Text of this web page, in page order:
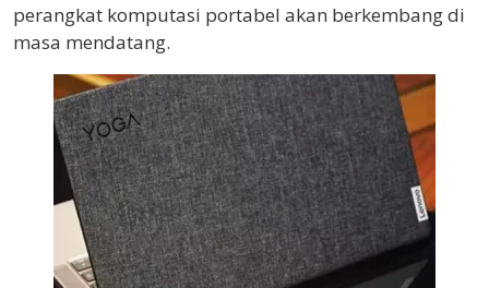
perangkat komputasi portabel akan berkembang di
masa mendatang.